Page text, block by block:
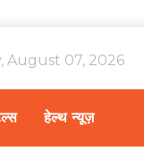
August 07, 2026
हेल्थ न्यूज़